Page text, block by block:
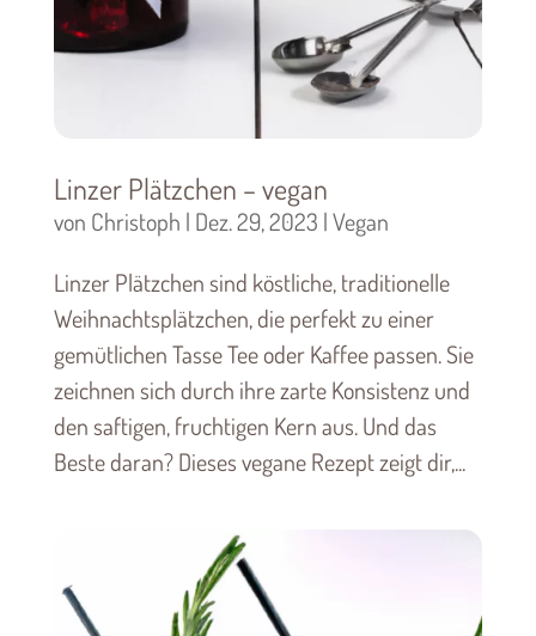
Linzer Plätzchen – vegan
von Christoph | Dez. 29, 2023 |Vegan
Linzer Plätzchen sind köstliche, traditionelle
Weihnachtsplätzchen, die perfekt zu einer
gemütlichen Tasse Tee oder Kaffee passen. Sie
zeichnen sich durch ihre zarte Konsistenz und
den saftigen, fruchtigen Kern aus. Und das
Beste daran? Dieses vegane Rezept zeigt dir,...